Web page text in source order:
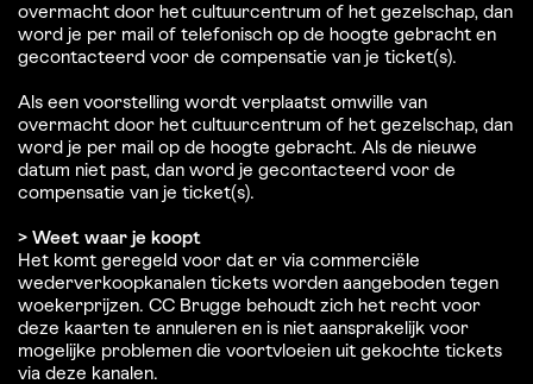
overmacht door het cultuurcentrum of het gezelschap, dan
word je per mail of telefonisch op de hoogte gebracht en
gecontacteerd voor de compensatie van je ticket(s).
Als een voorstelling wordt verplaatst omwille van
overmacht door het cultuurcentrum of het gezelschap, dan
word je per mail op de hoogte gebracht. Als de nieuwe
datum niet past, dan word je gecontacteerd voor de
compensatie van je ticket(s).
> Weet waar je koopt
Het komt geregeld voor dat er via commerciële
wederverkoopkanalen tickets worden aangeboden tegen
woekerprijzen. CC Brugge behoudt zich het recht voor
deze kaarten te annuleren en is niet aansprakelijk voor
mogelijke problemen die voortvloeien uit gekochte tickets
via deze kanalen.